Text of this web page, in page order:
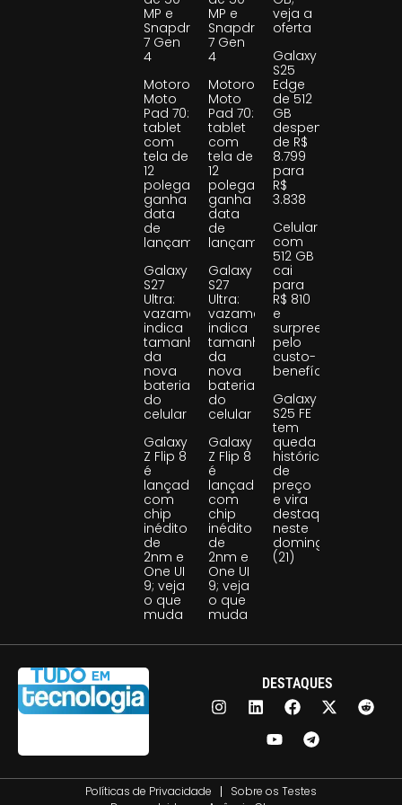
MP e
Snapdragon
7 Gen
4
Motorola
Moto
Pad 70:
tablet
com
tela de
12
polegadas
ganha
data
de
lançamento
Galaxy
S27
Ultra:
vazamento
indica
tamanho
da
nova
bateria
do
celular
Galaxy
Z Flip 8
é
lançado
com
chip
inédito
de
2nm e
One UI
9; veja
o que
muda
MP e
Snapdragon
7 Gen
4
Motorola
Moto
Pad 70:
tablet
com
tela de
12
polegadas
ganha
data
de
lançamento
Galaxy
S27
Ultra:
vazamento
indica
tamanho
da
nova
bateria
do
celular
Galaxy
Z Flip 8
é
lançado
com
chip
inédito
de
2nm e
One UI
9; veja
o que
muda
veja a
oferta
Galaxy
S25
Edge
de 512
GB
despenca
de R$
8.799
para
R$
3.838
Celular
com
512 GB
cai
para
R$ 810
e
surpreende
pelo
custo-
benefício
Galaxy
S25 FE
tem
queda
histórica
de
preço
e vira
destaque
neste
domingo
(21)
DESTAQUES
Políticas de Privacidade
Sobre os Testes